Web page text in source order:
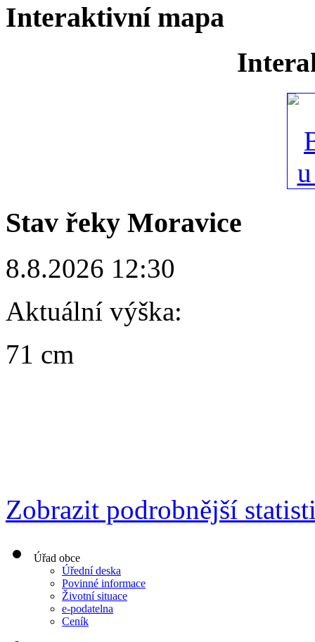
Interaktivní mapa
Stav řeky Moravice
8.8.2026 12:30
Aktuální výška:
71 cm
Zobrazit podrobnější
Úřad obce
Úřední deska
Povinné informace
Životní situace
e-podatelna
Ceník